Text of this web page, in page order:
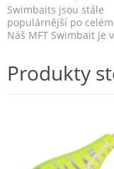
Swimbaits jsou stále
populárnější po
Náš MFT Swimbait je
Produkty